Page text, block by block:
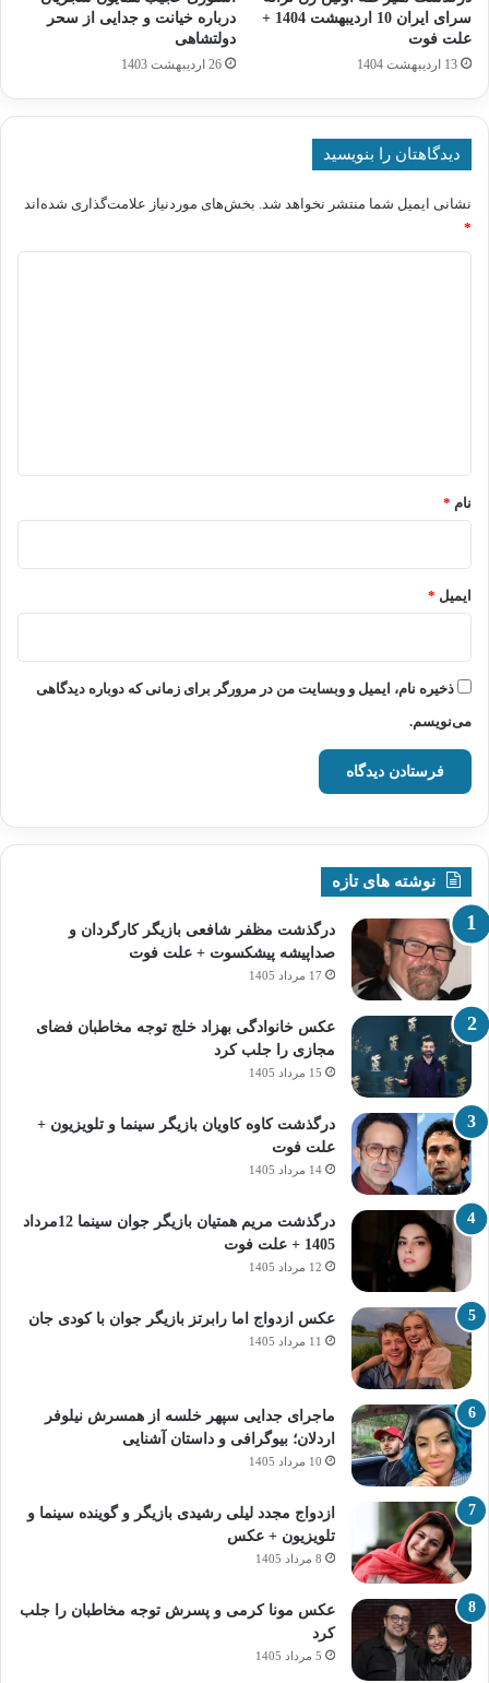
سرای ایران 10 اردیبهشت 1404 +
علت فوت
13 اردیبهشت 1404
درباره خیانت و جدایی از سحر
دولتشاهی
26 اردیبهشت 1403
دیدگاهتان را بنویسید
نشانی ایمیل شما منتشر نخواهد شد. بخش‌های موردنیاز علامت‌گذاری شده‌اند
*
نام *
ایمیل *
ذخیره نام، ایمیل و وبسایت من در مرورگر برای زمانی که دوباره دیدگاهی
می‌نویسم.
نوشته های تازه
درگذشت مظفر شافعی بازیگر کارگردان و
صداپیشه پیشکسوت + علت فوت
17 مرداد 1405
عکس خانوادگی بهزاد خلج توجه مخاطبان فضای
مجازی را جلب کرد
15 مرداد 1405
درگذشت کاوه کاویان بازیگر سینما و تلویزیون +
علت فوت
14 مرداد 1405
درگذشت مریم همتیان بازیگر جوان سینما 12مرداد
1405 + علت فوت
12 مرداد 1405
عکس ازدواج اما رابرتز بازیگر جوان با کودی جان
11 مرداد 1405
ماجرای جدایی سپهر خلسه از همسرش نیلوفر
اردلان؛ بیوگرافی و داستان آشنایی
10 مرداد 1405
ازدواج مجدد لیلی رشیدی بازیگر و گوینده سینما و
تلویزیون + عکس
8 مرداد 1405
عکس مونا کرمی و پسرش توجه مخاطبان را جلب
کرد
5 مرداد 1405